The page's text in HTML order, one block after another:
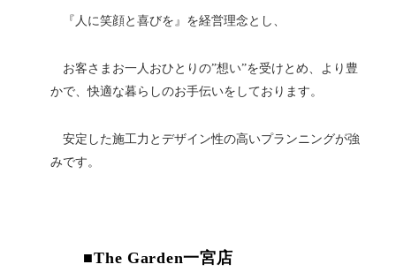
『人に笑顔と喜びを』を経営理念とし、
お客さまお一人おひとりの”想い”を受けとめ、より豊
かで、快適な暮らしのお手伝いをしております。
安定した施工力とデザイン性の高いプランニングが強
みです。
■The Garden一宮店